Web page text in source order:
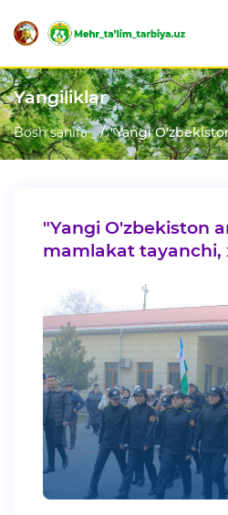
Yangiliklar
Bosh sahifa "Yangi
"Yangi O'zbekiston
mamlakat tayanchi,